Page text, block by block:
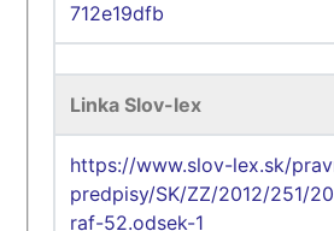
712e19dfb
Linka Slov-lex
https://www.slov-lex.sk/
predpisy/SK/ZZ/2012/251/
raf-52.odsek-1